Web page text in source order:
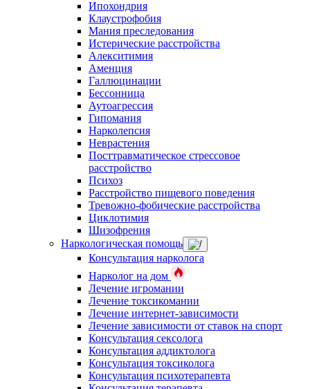
Ипохондрия
Клаустрофобия
Мания преследования
Истерические расстройства
Алекситимия
Аменция
Галлюцинации
Бессонница
Аутоагрессия
Гипомания
Нарколепсия
Неврастения
Посттравматическое стрессовое
расстройство
Психоз
Расстройство пищевого поведения
Тревожно-фобические расстройства
Циклотимия
Шизофрения
Наркологическая помощь
Консультация нарколога
Нарколог на дом
Лечение игромании
Лечение токсикомании
Лечение интернет-зависимости
Лечение зависимости от ставок на спорт
Консультация сексолога
Консультация аддиктолога
Консультация токсиколога
Консультация психотерапевта